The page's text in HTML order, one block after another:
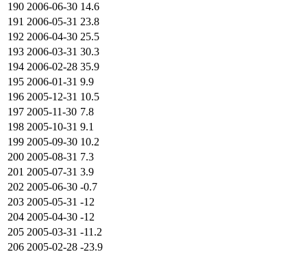
190 2006-06-30 14.6
191 2006-05-31 23.8
192 2006-04-30 25.5
193 2006-03-31 30.3
194 2006-02-28 35.9
195 2006-01-31 9.9
196 2005-12-31 10.5
197 2005-11-30 7.8
198 2005-10-31 9.1
199 2005-09-30 10.2
200 2005-08-31 7.3
201 2005-07-31 3.9
202 2005-06-30 -0.7
203 2005-05-31 -12
204 2005-04-30 -12
205 2005-03-31 -11.2
206 2005-02-28 -23.9